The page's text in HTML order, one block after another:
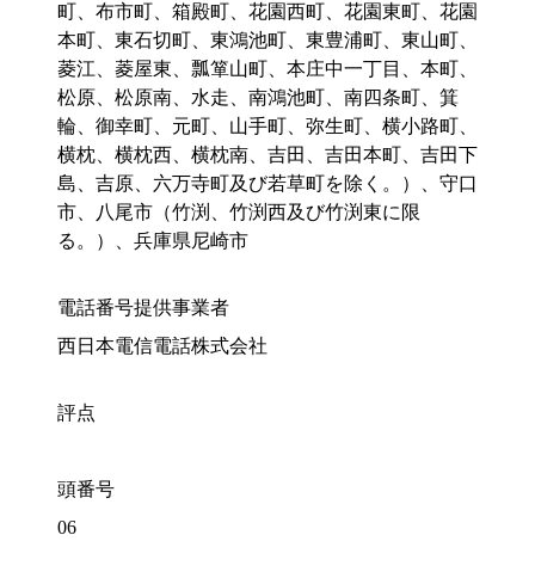
町、布市町、箱殿町、花園西町、花園東町、花園
本町、東石切町、東鴻池町、東豊浦町、東山町、
菱江、菱屋東、瓢箪山町、本庄中一丁目、本町、
松原、松原南、水走、南鴻池町、南四条町、箕
輪、御幸町、元町、山手町、弥生町、横小路町、
横枕、横枕西、横枕南、吉田、吉田本町、吉田下
島、吉原、六万寺町及び若草町を除く。）、守口
市、八尾市（竹渕、竹渕西及び竹渕東に限
る。）、兵庫県尼崎市
電話番号提供事業者
西日本電信電話株式会社
評点
頭番号
06